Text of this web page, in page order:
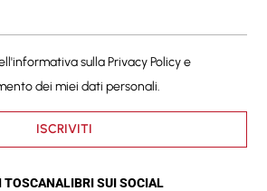
sullaPrivacy Policye
dei miei dati personali.
ISCRIVITI
TOSCANALIBRI SUI SOCIAL